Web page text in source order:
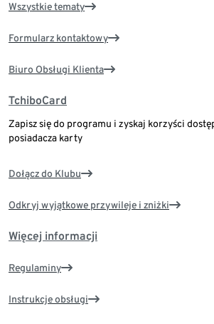
Wszystkie tematy
Formularz kontaktowy
Biuro Obsługi Klienta
TchiboCard
Zapisz się do programu i zyskaj korzyści
posiadacza karty
Dołącz do Klubu
Odkryj wyjątkowe przywileje i zniżki
Więcej informacji
Regulaminy
Instrukcje obsługi